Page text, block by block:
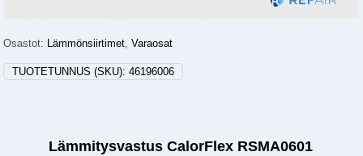
Osastot: Lämmönsiirtimet,Varaosat
TUOTETUNNUS (SKU):46196006
Lämmitysvastus CalorFlex RSMA0601